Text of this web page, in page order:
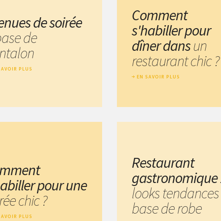
de soirée
de
PLUS
Comment
s'habiller pour
dîner dansun
restaurant chic ?
EN SAVOIR PLUS
pour une
chic ?
PLUS
Restaurant
gastronomique
looks
base de robe